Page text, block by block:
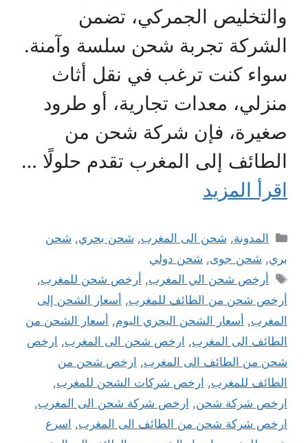
والتخليص الجمركي، تضمن
الشركة تجربة شحن سلسة وآمنة.
سواء كنت ترغب في نقل أثاث
منزلي، معدات تجارية، أو طرود
صغيرة، فإن شركة شحن من
الطائف إلى المغرب تقدم حلولًا …
اقرأ المزيد
التصنيفات
المدونة, شحن الى المغرب, شحن بحري, شحن
بري, شحن جوى, شحن دولي
الوسوم
أرخص شحن الي المغرب, أرخص شحن للمغرب,
أرخص شحن من الطائف للمغرب, أسعار الشحن إلى
المغرب, أسعار الشحن البحري اليوم, أسعار الشحن من
الطائف الى المغرب, ارخص شحن الى المغرب, ارخص
شحن من الطائف الى المغرب, ارخص شحن من
الطائف للمغرب, ارخص شركات الشحن للمغرب,
ارخص شركة شحن, ارخص شركة شحن الى المغرب,
ارخص شركة شحن من الطائف الى المغرب, اسرع